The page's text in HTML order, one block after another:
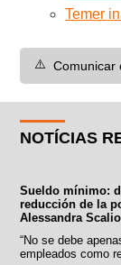
Temer
⚠️ Comunicar
NOTÍCIAS
Sueldo mínimo:
reducción de la
Alessandra
“No se debe
empleados como